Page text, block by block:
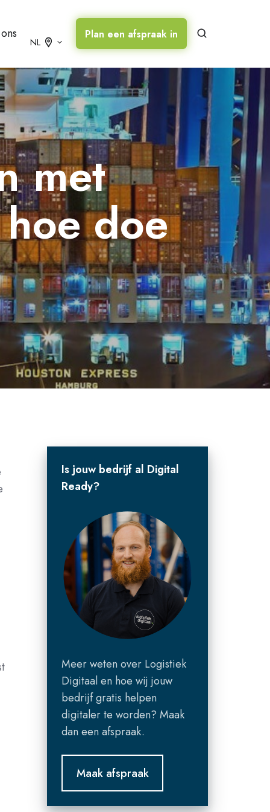
NL
Plan een afspraak in
met
doe
Is jouw bedrijf al Digital
Ready?
Meer weten over Logistiek
Digitaal en hoe wij jouw
bedrijf gratis helpen
digitaler te worden? Maak
dan een afspraak.